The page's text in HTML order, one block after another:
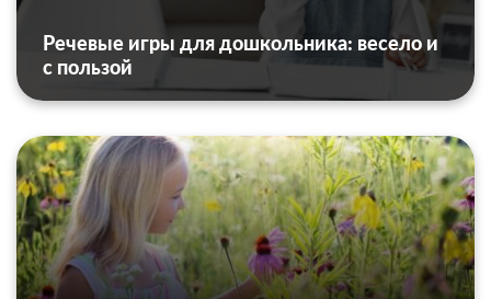
Речевые игры для дошкольника: весело и
с пользой